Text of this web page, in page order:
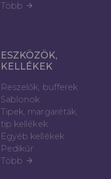
Több arrow_forward
ESZKÖZÖK,
KELLÉKEK
Reszelők, bufferek
Sablonok
Tipek, margaréták,
tip kellékek
Egyéb kellékek
Pedikűr
Több arrow_forward